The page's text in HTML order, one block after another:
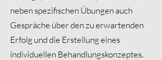
neben spezifischen Übungen auch
Gespräche über den zu erwartenden
Erfolg und die Erstellung eines
individuellen Behandlungskonzeptes.